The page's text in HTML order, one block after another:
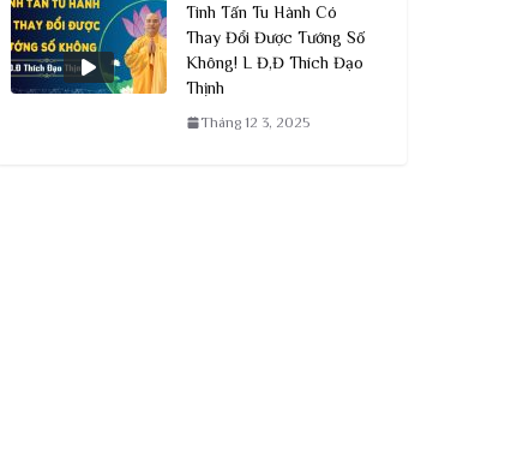
Tinh Tấn Tu Hành Có
Thay Đổi Được Tướng Số
Không! L Đ,Đ Thích Đạo
Thịnh
Tháng 12 3, 2025